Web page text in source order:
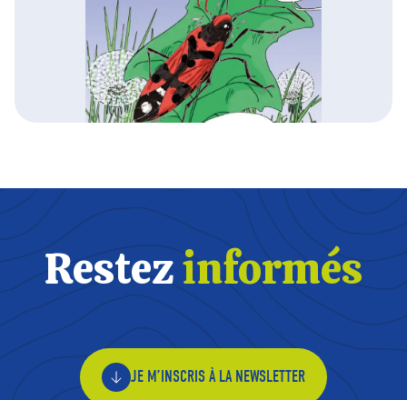
Restezinformés
JE M’INSCRIS À LA NEWSLETTER